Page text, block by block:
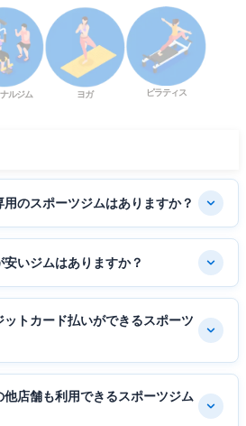
ルジム ヨガ ピラティス
のスポーツジムはありますか？
いジムはありますか？
トカード払いができるスポーツ
店舗も利用できるスポーツジム